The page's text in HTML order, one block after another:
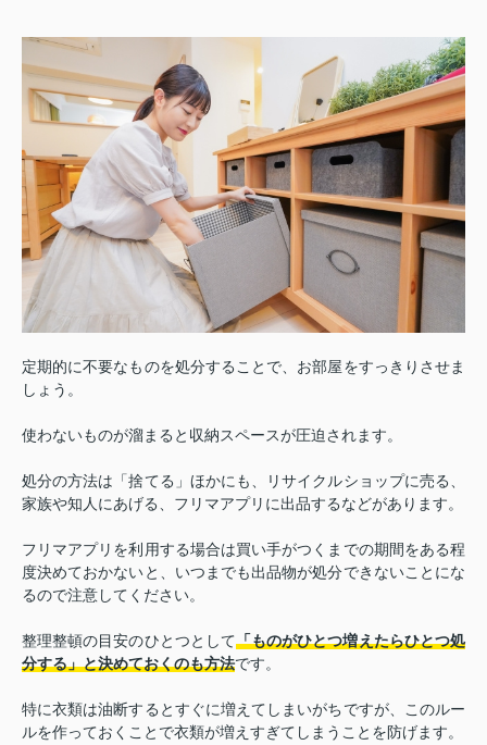
定期的に不要なものを処分することで、お部屋をすっきりさせま
しょう。
使わないものが溜まると収納スペースが圧迫されます。
処分の方法は「捨てる」ほかにも、リサイクルショップに売る、
家族や知人にあげる、フリマアプリに出品するなどがあります。
フリマアプリを利用する場合は買い手がつくまでの期間をある程
度決めておかないと、いつまでも出品物が処分できないことにな
るので注意してください。
整理整頓の目安のひとつとして「ものがひとつ増えたらひとつ処
分する」と決めておくのも方法です。
特に衣類は油断するとすぐに増えてしまいがちですが、このルー
ルを作っておくことで衣類が増えすぎてしまうことを防げます。